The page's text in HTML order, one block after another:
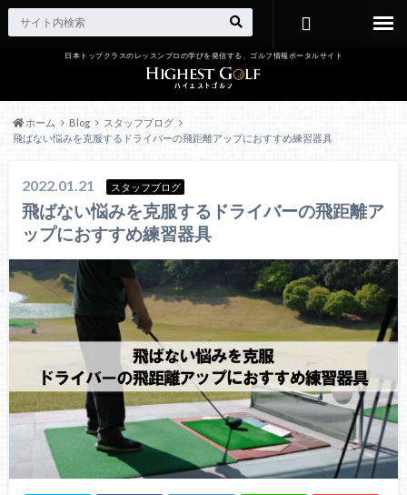
日本トップクラスのレッスンプロの学びを発信する、ゴルフ情報ポータルサイト
ホーム Blog
スタッフブログ
飛ばない悩みを克服するドライバーの飛距離アップにおすすめ練習器具
2022.01.21 スタッフブログ
飛ばない悩みを克服するドライバーの飛距離ア
ップにおすすめ練習器具